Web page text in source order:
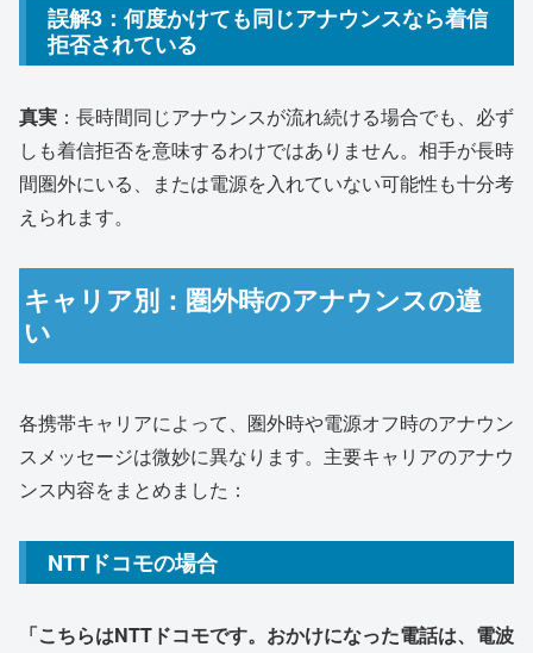
誤解3：何度かけても同じアナウンスなら着信
拒否されている
真実 ：長時間同じアナウンスが流れ続ける場合でも、必ず
しも着信拒否を意味するわけではありません。相手が長時
間圏外にいる、または電源を入れていない可能性も十分考
えられます。
キャリア別：圏外時のアナウンスの違
い
各携帯キャリアによって、圏外時や電源オフ時のアナウン
スメッセージは微妙に異なります。主要キャリアのアナウ
ンス内容をまとめました：
NTTドコモの場合
「こちらはNTTドコモです。おかけになった電話は、電波